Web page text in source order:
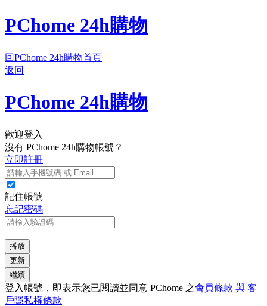
PChome 24h購物
回PChome 24h購物首頁
返回
PChome 24h購物
歡迎登入
沒有 PChome 24h購物帳號？
立即註冊
記住帳號
忘記密碼
播放
更新
繼續
登入帳號，即表示您已閱讀並同意 PChome 之會員條款 與 客
戶隱私權條款